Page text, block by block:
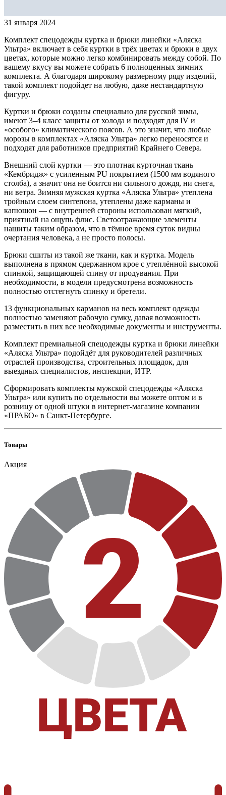
31 января 2024
Комплект спецодежды куртка и брюки линейки «Аляска
Ультра» включает в себя куртки в трёх цветах и брюки в двух
цветах, которые можно легко комбинировать между собой. По
вашему вкусу вы можете собрать 6 полноценных зимних
комплекта. А благодаря широкому размерному ряду изделий,
такой комплект подойдет на любую, даже нестандартную
фигуру.
Куртки и брюки созданы специально для русской зимы,
имеют 3–4 класс защиты от холода и подходят для IV и
«особого» климатического поясов. А это значит, что любые
морозы в комплектах «Аляска Ультра» легко переносятся и
подходят для работников предприятий Крайнего Севера.
Внешний слой куртки — это плотная курточная ткань
«Кембридж» с усиленным PU покрытием (1500 мм водяного
столба), а значит она не боится ни сильного дождя, ни снега,
ни ветра. Зимняя мужская куртка «Аляска Ультра» утеплена
тройным слоем синтепона, утеплены даже карманы и
капюшон — с внутренней стороны использован мягкий,
приятный на ощупь флис. Светоотражающие элементы
нашиты таким образом, что в тёмное время суток видны
очертания человека, а не просто полосы.
Брюки сшиты из такой же ткани, как и куртка. Модель
выполнена в прямом сдержанном крое с утеплённой высокой
спинкой, защищающей спину от продувания. При
необходимости, в модели предусмотрена возможность
полностью отстегнуть спинку и бретели.
13 функциональных карманов на весь комплект одежды
полностью заменяют рабочую сумку, давая возможность
разместить в них все необходимые документы и инструменты.
Комплект премиальной спецодежды куртка и брюки линейки
«Аляска Ультра» подойдёт для руководителей различных
отраслей производства, строительных площадок, для
выездных специалистов, инспекции, ИТР.
Сформировать комплекты мужской спецодежды «Аляска
Ультра» или купить по отдельности вы можете оптом и в
розницу от одной штуки в интернет-магазине компании
«ПРАБО» в Санкт-Петербурге.
Товары
Акция